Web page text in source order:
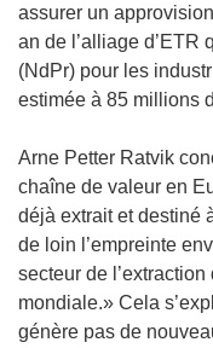
e
n
r
assurer un
an de l’alliage d’ETR
(NdPr) pour les
estimée à 85 millions
Arne Petter Ratvik
chaîne de valeur en
déjà extrait et destiné
de loin l’empreinte
secteur de
mondiale.» Cela
génère pas de